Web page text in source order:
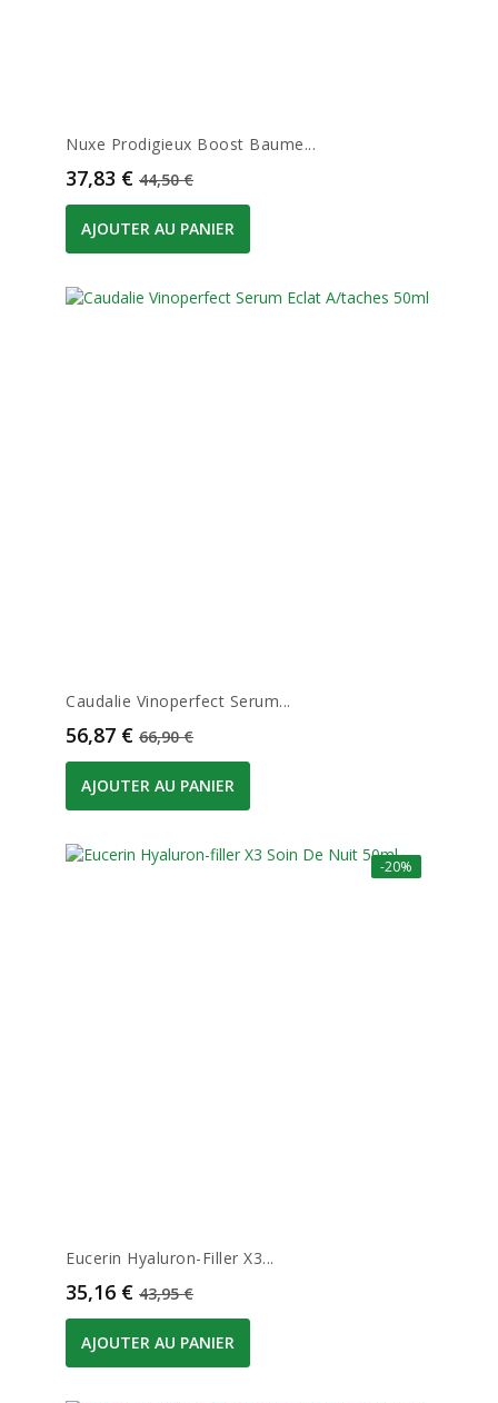
Nuxe Prodigieux Boost Baume...
Prix
37,83 € Prix de base
44,50 €
AJOUTER AU PANIER
Caudalie Vinoperfect Serum...
Prix
56,87 € Prix de base
66,90 €
AJOUTER AU PANIER
-20%
Eucerin Hyaluron-Filler X3...
Prix
35,16 € Prix de base
43,95 €
AJOUTER AU PANIER